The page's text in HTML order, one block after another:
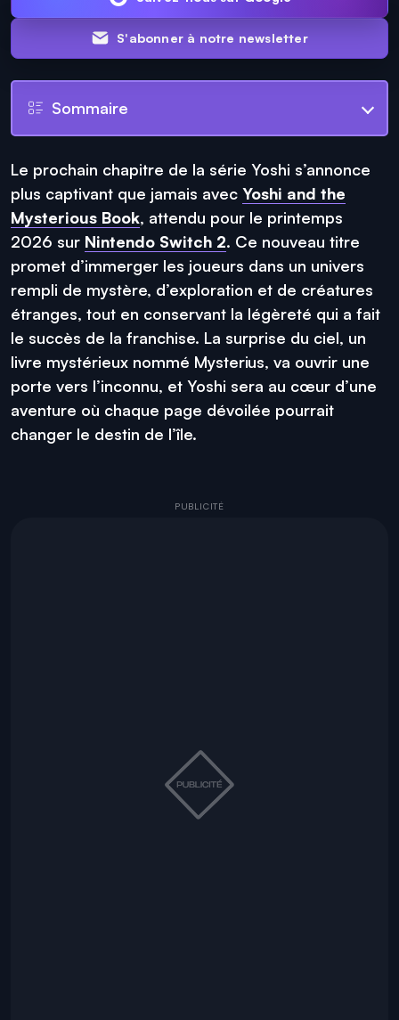
S'abonner à notre newsletter
Sommaire
Le prochain chapitre de la série Yoshi s’annonce
plus captivant que jamais avec Yoshi and the
Mysterious Book, attendu pour le printemps
2026 sur Nintendo Switch 2. Ce nouveau titre
promet d’immerger les joueurs dans un univers
rempli de mystère, d’exploration et de créatures
étranges, tout en conservant la légèreté qui a fait
le succès de la franchise. La surprise du ciel, un
livre mystérieux nommé Mysterius, va ouvrir une
porte vers l’inconnu, et Yoshi sera au cœur d’une
aventure où chaque page dévoilée pourrait
changer le destin de l’île.